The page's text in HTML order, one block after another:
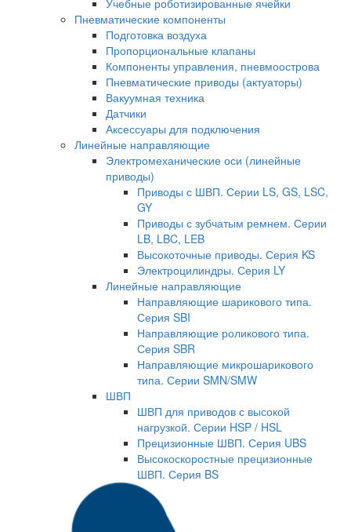
Учебные роботизированные ячейки
Пневматические компоненты
Подготовка воздуха
Пропорциональные клапаны
Компоненты управления, пневмоострова
Пневматические приводы (актуаторы)
Вакуумная техника
Датчики
Аксессуары для подключения
Линейные направляющие
Электромеханические оси (линейные
приводы)
Приводы с ШВП. Серии LS, GS, LSC,
GY
Приводы с зубчатым ремнем. Серии
LB, LBC, LEB
Высокоточные приводы. Серия KS
Электроцилиндры. Серия LY
Линейные направляющие
Направляющие шарикового типа.
Серия SBI
Направляющие роликового типа.
Серия SBR
Направляющие микрошарикового
типа. Серии SMN/SMW
ШВП
ШВП для приводов с высокой
нагрузкой. Серии HSP / HSL
Прецизионные ШВП. Серия UBS
Высокоскоростные прецизионные
ШВП. Серия BS